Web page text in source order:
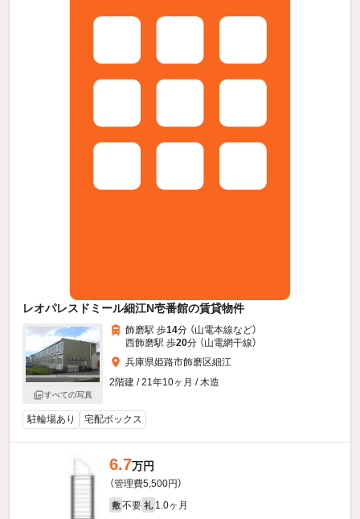
レオパレスドミール細江N壱番館の賃貸物件
すべての写真
飾磨駅 歩14分 （山電本線など）
西飾磨駅 歩20分 （山電網干線）
兵庫県姫路市飾磨区細江
2階建 / 21年10ヶ月 / 木造
駐輪場あり 宅配ボックス
6.7万円
（管理費5,500円）
敷 不要 礼 1.0ヶ月